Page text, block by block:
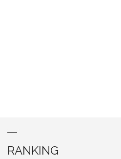
RANKING